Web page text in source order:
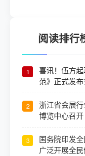
阅读排行
1
喜讯！伍方
范》正式发
2
浙江省会展
博览中心召开
3
国务院印发
广泛开展全